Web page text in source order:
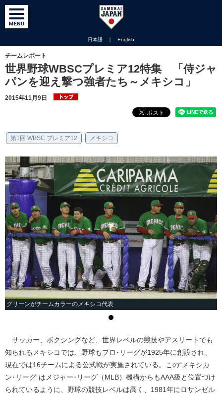
日本語 ｜ English
チームレポート
世界野球WBSCプレミア12特集 「侍ジャ
パンを迎え撃つ強者たち～メキシコ」
2015年11月9日
第1回 WBSC プレミア12 メキシコ
グリーンがチームカラーのメキシコ代表
サッカー、ボクシングなど、世界レベルの競技やアスリートでも
知られるメキシコでは、野球もプロ･リーグが1925年に創設され、
現在では16チームによる公式戦が実施されている。この“メキシカ
ン･リーグ”はメジャー･リーグ（MLB）機構からもAAA級と位置づけ
られているように、野球の競技レベルは高く、1981年にロサンゼル